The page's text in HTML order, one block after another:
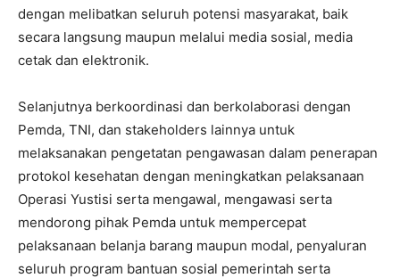
dengan melibatkan seluruh potensi masyarakat, baik
secara langsung maupun melalui media sosial, media
cetak dan elektronik.
Selanjutnya berkoordinasi dan berkolaborasi dengan
Pemda, TNI, dan stakeholders lainnya untuk
melaksanakan pengetatan pengawasan dalam penerapan
protokol kesehatan dengan meningkatkan pelaksanaan
Operasi Yustisi serta mengawal, mengawasi serta
mendorong pihak Pemda untuk mempercepat
pelaksanaan belanja barang maupun modal, penyaluran
seluruh program bantuan sosial pemerintah serta